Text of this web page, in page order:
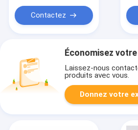
Contactez
Économisez
Laissez-nous
produits avec vous.
Donnez votre